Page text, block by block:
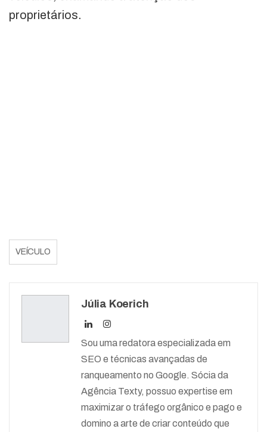
proprietários.
VEÍCULO
Júlia Koerich
Sou uma redatora especializada em
SEO e técnicas avançadas de
ranqueamento no Google. Sócia da
Agência Texty, possuo expertise em
maximizar o tráfego orgânico e pago e
domino a arte de criar conteúdo que